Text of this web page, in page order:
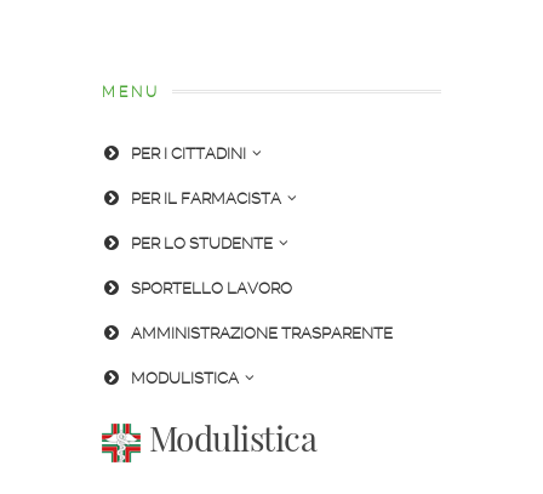
MENU
PER I CITTADINI
PER IL FARMACISTA
PER LO STUDENTE
SPORTELLO LAVORO
AMMINISTRAZIONE TRASPARENTE
MODULISTICA
Modulistica